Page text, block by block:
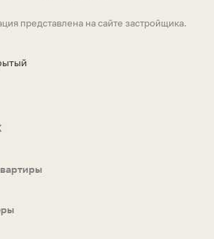
представлена на сайте застройщика.